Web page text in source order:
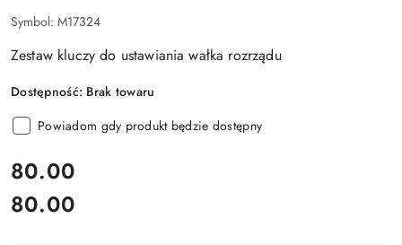
Symbol: M17324
Zestaw kluczy do ustawiania wałka rozrządu
Dostępność: Brak towaru
Powiadom gdy produkt będzie dostępny
cena:
80.00
Cena:
80.00